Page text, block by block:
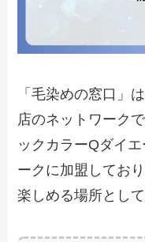
「毛染めの窓口」
店のネットワーク
ックカラーQダイ
ークに加盟してお
楽しめる場所とし